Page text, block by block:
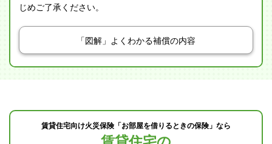
じめご了承ください。
「図解」よくわかる補償の内容
賃貸住宅向け火災保険「お部屋を借りるときの保険」なら